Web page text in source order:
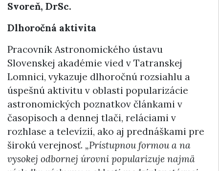
Svoreň, DrSc.
Dlhoročná aktivita
Pracovník Astronomického ústavu
Slovenskej akadémie vied v Tatranskej
Lomnici, vykazuje dlhoročnú rozsiahlu a
úspešnú aktivitu v oblasti popularizácie
astronomických poznatkov článkami v
časopisoch a dennej tlači, reláciami v
rozhlase a televízií, ako aj prednáškami pre
širokú verejnosť. „Prístupnou formou a na
vysokej odbornej úrovni popularizuje najmä